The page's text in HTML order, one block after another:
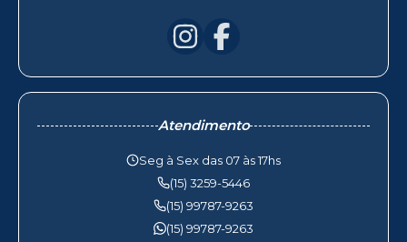
Atendimento
Seg à Sex das 07 às 17hs
(15) 3259-5446
(15) 99787-9263
(15) 99787-9263